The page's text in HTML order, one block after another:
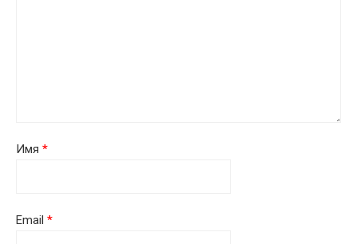
Имя *
Email *